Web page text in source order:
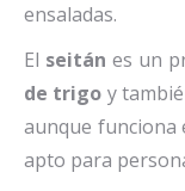
ensaladas.
El seitán es un
de trigo y
aunque funciona
apto para